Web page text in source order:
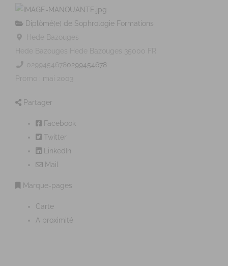
Diplômé(e) de Sophrologie Formations
Hede Bazouges
Hede Bazouges
Hede Bazouges 35000
FR
02994546780299454678
Promo : mai 2003
Partager
Facebook
Twitter
LinkedIn
Mail
Marque-pages
Carte
A proximité